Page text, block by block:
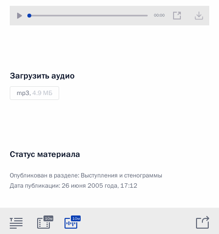
00:00
Загрузить аудио
mp3,4.9 МБ
Статус материала
Опубликован в разделе: Выступления и стенограммы
Дата публикации:26 июня 2005 года, 17:12
10м 10м